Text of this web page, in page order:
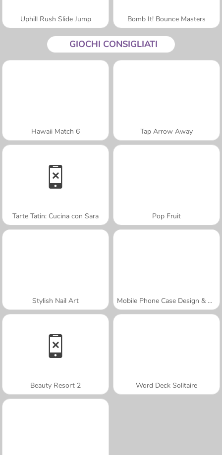
Uphill Rush Slide Jump Bomb It! Bounce Masters
GIOCHI CONSIGLIATI
Hawaii Match 6 Tap Arrow Away
Tarte Tatin: Cucina con Sara Pop Fruit
Stylish Nail Art Mobile Phone Case Design & DIY
Beauty Resort 2 Word Deck Solitaire